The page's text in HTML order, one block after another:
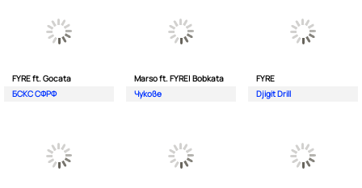
FYRE ft. Gocata
БСКС СФРФ
Marso ft. FYRE| Bobkata
Чукове
FYRE
Djigit Drill